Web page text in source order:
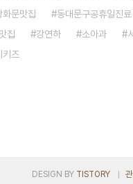
화문맛집 동대문구공휴일진료
집 강연하 소아과
키즈
DESIGN BY TISTORY